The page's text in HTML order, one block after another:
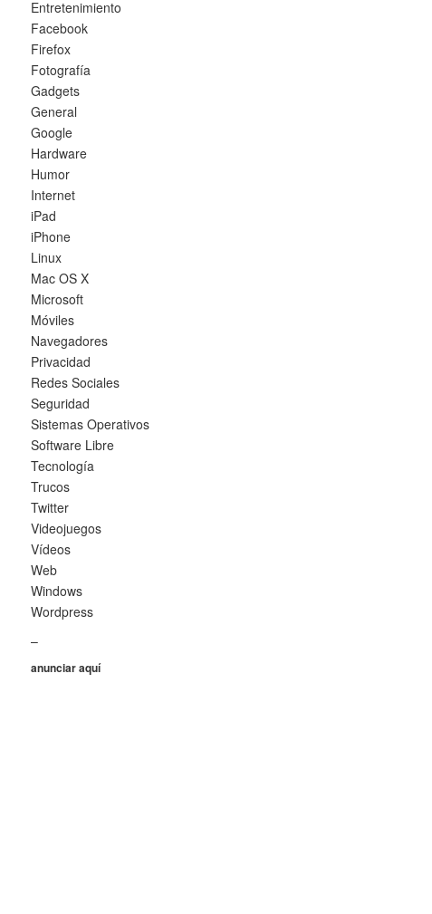
Entretenimiento
Facebook
Firefox
Fotografía
Gadgets
General
Google
Hardware
Humor
Internet
iPad
iPhone
Linux
Mac OS X
Microsoft
Móviles
Navegadores
Privacidad
Redes Sociales
Seguridad
Sistemas Operativos
Software Libre
Tecnología
Trucos
Twitter
Videojuegos
Vídeos
Web
Windows
Wordpress
–
anunciar aquí